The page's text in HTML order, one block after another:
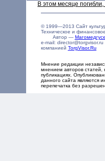
В этом месяце
© 1999—2013 Сайт
Техническое и
Автор —
e-mail:
компанией TorgVisor.Ru
Мнение редакции
мнением авторов статей,
публикациях.
данного сайта являются
перепечатка без